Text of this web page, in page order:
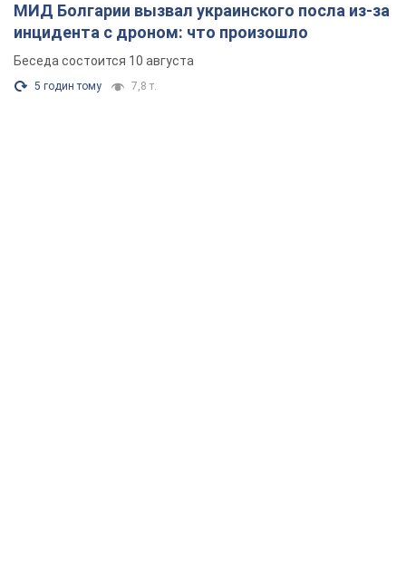
МИД Болгарии вызвал украинского посла из-за
инцидента с дроном: что произошло
Беседа состоится 10 августа
5 годин тому 7,8 т.